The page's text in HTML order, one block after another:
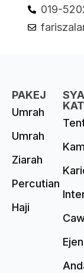
019-
PAKEJ
Umrah
Umrah
Ziarah
Percutian
Haji
KAT
Ejen